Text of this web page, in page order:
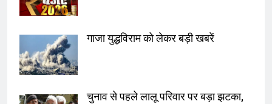
गाजा युद्धविराम को लेकर बड़ी खबरें
चुनाव से पहले लालू परिवार पर बड़ा झटका,
8
तय किए